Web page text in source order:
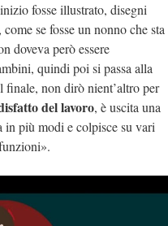
fosse illustrato, disegni
se fosse un nonno che sta
doveva però essere
quindi poi si passa alla
non dirò nient’altro per
del lavoro, è uscita una
in più modi e colpisce su vari